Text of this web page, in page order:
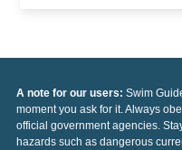
A note for our users: Swim
moment you ask for it. Always
official government agencies.
hazards such as dangerous